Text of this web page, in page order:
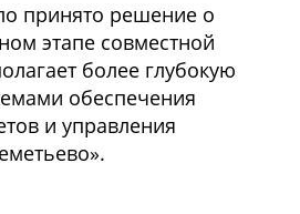
принято решение о
этапе совместной
более глубокую
обеспечения
и управления